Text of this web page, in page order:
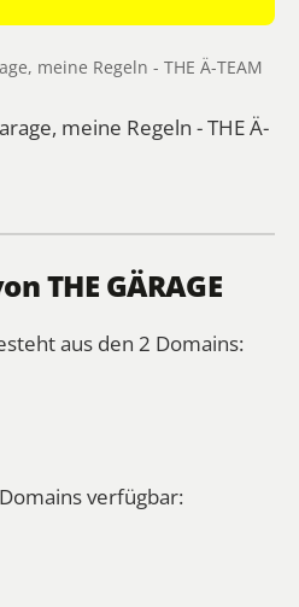
meine Regeln - THE Ä-TEAM
meine Regeln - THE Ä-
THE GÄRAGE
aus den 2 Domains:
verfügbar: